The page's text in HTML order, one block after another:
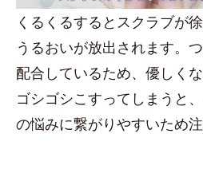
くるくるするとスクラブが
うるおいが放出されます。
配合しているため、優しく
ゴシゴシこすってしまうと
の悩みに繋がりやすいため注